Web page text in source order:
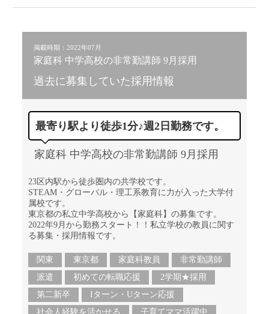
掲載時期：2022年07月
家庭科 中学高校の非常勤講師 9月採用
過去に募集していた採用情報
最寄り駅より徒歩1分♪週2日勤務です。
家庭科 中学高校の非常勤講師 9月採用
23区内駅から徒歩圏内の共学校です。
STEAM・グローバル・理工系教育に力が入った大学付
属校です。
東京都の私立中学高校から【家庭科】の募集です。
2022年9月から勤務スタート！！私立学校の教員に関す
る募集・採用情報です。
関東 東京都 家庭科教員
非常勤講師
派遣
初めての転職応援
2学期★採用
第二新卒
Iターン・Uターン応援
社会人経験を活かせる
子育てママ活躍中